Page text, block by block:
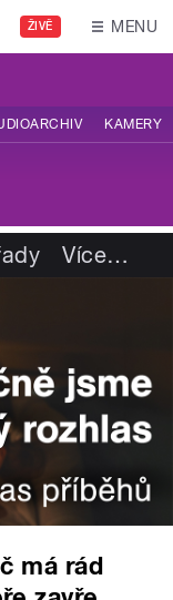
ŽIVĚ MENU
KAMERY
Více…
má rád